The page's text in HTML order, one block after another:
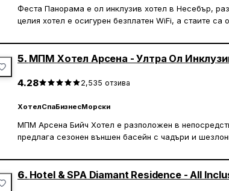
Феста Панорама е ол инклузив хотел в Несебър,
целия хотел е осигурен безплатен WiFi, а стаите са
Основният ресторант е климатизиран и предлага
специалитети от италианската кухня.
Хотел Феста Панорама разполага с 2 ресторанта, 3
модерни уреди Technogym, както и лоби бар, бар
за караоке. Старият град на Несебър е на 5
5. МПМ Хотел Арсена - Ултра Ол
4.28 2,535 отзива
ХотелСпаБизнесМорски
МПМ Арсена Бийч Хотел е разположен в
предлага сезонен външен басейн с чадъри и
басейна.
6. Hotel & SPA Diamant Residence - All